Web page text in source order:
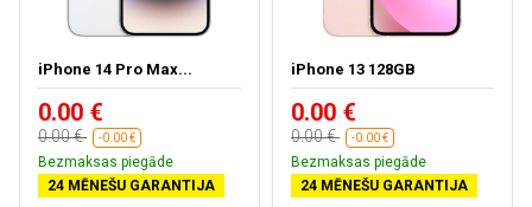
iPhone 14 Pro Max...
0.00 €
0.00 € -0.00 €
Bezmaksas piegāde
24 MĒNEŠU GARANTIJA
iPhone 13 128GB
0.00 €
0.00 € -0.00 €
Bezmaksas piegāde
24 MĒNEŠU GARANTIJA